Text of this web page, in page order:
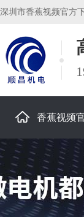
深圳市香蕉视频官方下载
香蕉视频
关于香蕉视频